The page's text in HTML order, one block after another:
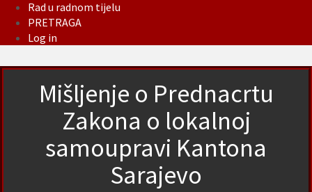
Rad u radnom tijelu
PRETRAGA
Log in
Mišljenje o Prednacrtu
Zakona o lokalnoj
samoupravi Kantona
Sarajevo